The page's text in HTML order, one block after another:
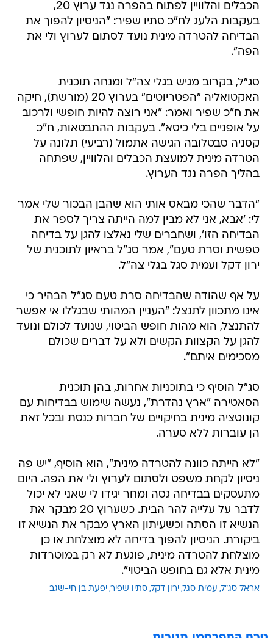
הבדיחה להטרדה מינית נועד לסתום לערוץ ולי את
הפה".
סג"ל, בקרוב מגיש בגלי צה"ל ומנחה תוכנית
את ח"כ שפיר ואמר: "אני רוצה להיות חופשי ולרכוב
על אופניים בלי כיסא". בעקבות ההתבטאות, ח"כ
קסניה סבטלובה הגישה אתמול (רביעי) תלונה על
הטרדה מינית למועצת הכבלים והלוויין, שפתחה
בהליך הפרה נגד הערוץ.
"הדבר שהכי מבאס אותי הוא שהבן הבכור שלי אמר
הבדיחה הזו', ושחברים שלי נאלצו להגן על בדיחה
טפשית וסרת טעם", אמר סג"ל בראיון לתוכנית של
ירון דקל ועמית סגל בגלי צה"ל.
על אף שהודה שהבדיחה סרת טעם סג"ל הבהיר כי
להתנצל, הוא מהות חופש הביטוי, שנועד לכולם ונועד
להגן על הקצוות הקשים ולא על דברים שכולם
מסכימים איתם".
סג"ל הוסיף כי בתוכניות אחרות, בהן תוכנית
קונוטציה מינית בחיקויים של חברות כנסת ובכל זאת
הן עוברות ללא סערה.
"לא הייתה כוונה להטרדה מינית", הוא הוסיף, "יש פה
מתעסקים בבדיחה גסה ומחר יגידו לי שאני לא יכול
לדבר על עלייה להר הבית. כשערוץ 20 מבקר את
הנשיא זו הסתה וכשעיתון הארץ מבקר את הנשיא זו
ביקורת. הניסיון להפוך בדיחה לא מוצלחת או כן
מוצלחת להטרדה מינית, פוגעת לא רק במוטרדות
מינית אלא גם בחופש הביטוי".
אראל סג"ל עמית סגל ירון דקל סתיו שפיר יפעת בן חי-שגב